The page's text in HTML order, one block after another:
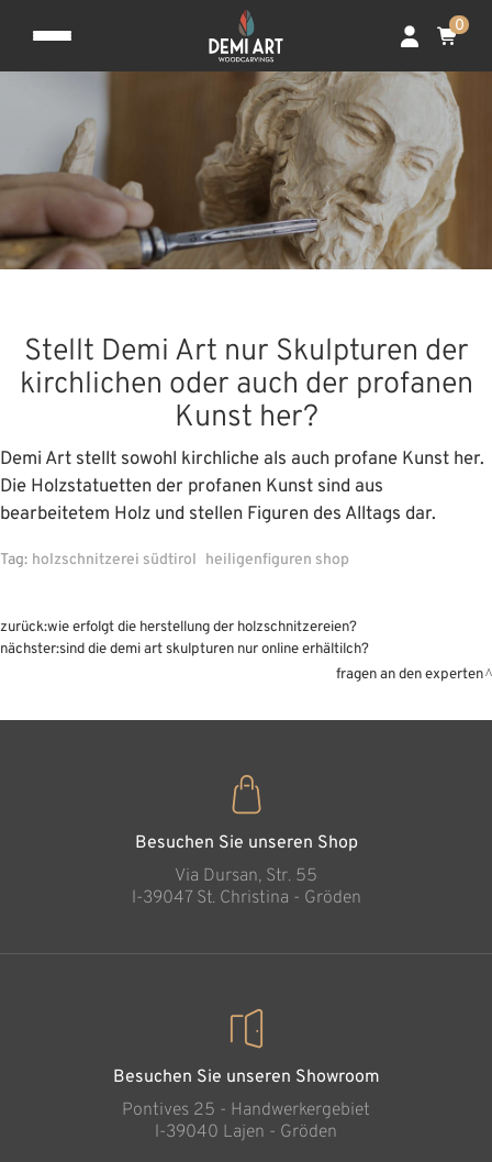
0
Stellt Demi Art nur Skulpturen der
kirchlichen oder auch der profanen
Kunst her?
Demi Art stellt sowohl kirchliche als auch profane Kunst her.
Die Holzstatuetten der profanen Kunst sind aus
bearbeitetem Holz und stellen Figuren des Alltags dar.
Tag: holzschnitzerei südtirol heiligenfiguren shop
zurück:wie erfolgt die herstellung der holzschnitzereien?
nächster:sind die demi art skulpturen nur online erhältilch?
fragen an den experten
Besuchen Sie unseren Shop
Via Dursan, Str. 55
l-39047 St. Christina - Gröden
Besuchen Sie unseren Showroom
Pontives 25 - Handwerkergebiet
l-39040 Lajen - Gröden